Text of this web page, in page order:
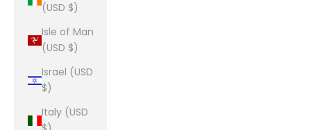
(USD $)
Isle of Man
(USD $)
Israel (USD
$)
Italy (USD